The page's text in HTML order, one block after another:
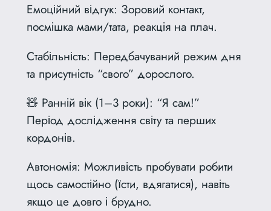
Емоційний відгук: Зоровий контакт,
посмішка мами/тата, реакція на плач.
Стабільність: Передбачуваний режим дня
та присутність “свого” дорослого.
🧸 Ранній вік (1–3 роки): “Я сам!”
Період дослідження світу та перших
кордонів.
Автономія: Можливість пробувати робити
щось самостійно (їсти, вдягатися), навіть
якщо це довго і брудно.